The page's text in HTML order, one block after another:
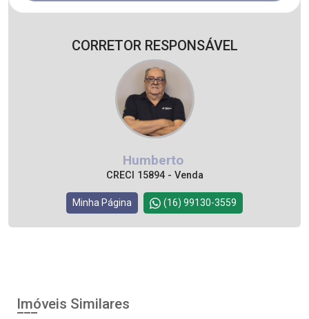
CORRETOR RESPONSÁVEL
Humberto
CRECI 15894 - Venda
Minha Página (16) 99130-3559
Imóveis Similares